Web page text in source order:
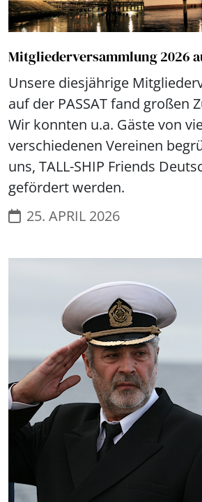
Mitgliederversammlung 2026
Unsere diesjährige
auf der PASSAT fand großen
Wir konnten u.a. Gäste von
verschiedenen Vereinen
uns, TALL-SHIP Friends
gefördert werden.
25. APRIL 2026